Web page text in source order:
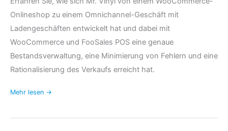
Onlineshop zu einem Omnichannel-Geschäft mit
Ladengeschäften entwickelt hat und dabei mit
WooCommerce und FooSales POS eine genaue
Bestandsverwaltung, eine Minimierung von Fehlern und eine
Rationalisierung des Verkaufs erreicht hat.
Mehr lesen →